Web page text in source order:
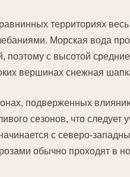
территориях
Морская вода
поэтому с высотой
вершинах снежная
подверженных
сезонов, что следует
с северо-
обычно проходят в